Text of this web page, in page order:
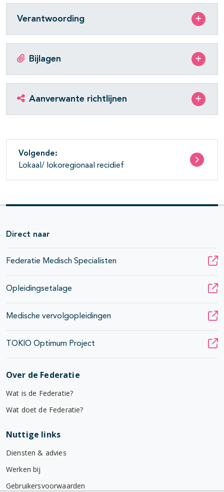
Verantwoording
Bijlagen
Aanverwante richtlijnen
Volgende:
Lokaal/ lokoregionaal recidief
Direct naar
Federatie Medisch Specialisten
Opleidingsetalage
Medische vervolgopleidingen
TOKIO Optimum Project
Over de Federatie
Wat is de Federatie?
Wat doet de Federatie?
Nuttige links
Diensten & advies
Werken bij
Gebruikersvoorwaarden